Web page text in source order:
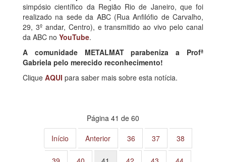
simpósio científico da Região Rio de Janeiro, que foi
realizado na sede da ABC (Rua Anfilófio de Carvalho,
29, 3º andar, Centro), e transmitido ao vivo pelo canal
da ABC no YouTube.
A comunidade METALMAT parabeniza a Profª
Gabriela pelo merecido reconhecimento!
Clique AQUI para saber mais sobre esta notícia.
Página 41 de 60
Início
Anterior 36 37 38